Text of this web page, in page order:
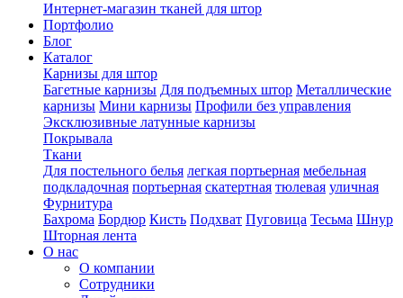
Интернет-магазин тканей для штор
Портфолио
Блог
Каталог
Карнизы для штор
Багетные карнизы Для подъемных штор Металлические
карнизы Мини карнизы Профили без управления
Эксклюзивные латунные карнизы
Покрывала
Ткани
Для постельного белья легкая портьерная мебельная
подкладочная портьерная скатертная тюлевая уличная
Фурнитура
Бахрома Бордюр Кисть Подхват Пуговица Тесьма Шнур
Шторная лента
О нас
О компании
Сотрудники